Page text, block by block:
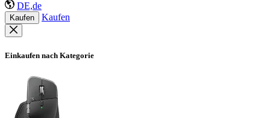
DE,de
Kaufen Kaufen
Einkaufen nach Kategorie